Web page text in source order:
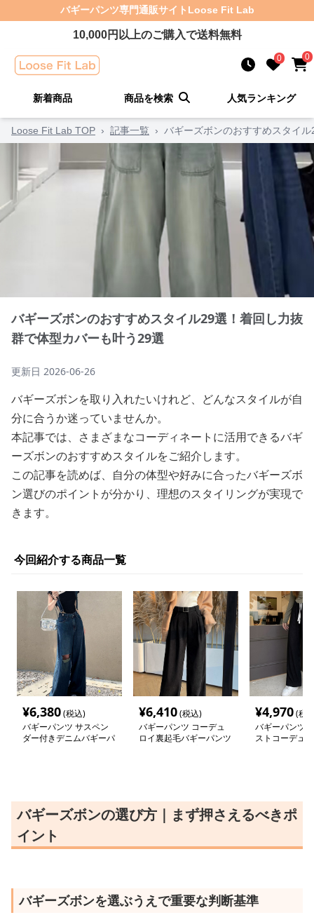
バギーパンツ専門通販サイト Loose Fit Lab
10,000円以上のご購入で送料無料
0 0
新着商品 商品を検索 人気ランキング
Loose Fit Lab TOP › 記事一覧 › バギーズボンのおすすめスタイ
バギーズボンのおすすめスタイル29選！着回し力抜
群で体型カバーも叶う29選
更新日 2026-06-26
バギーズボンを取り入れたいけれど、どんなスタイルが自
分に合うか迷っていませんか。
本記事では、さまざまなコーディネートに活用できるバギ
ーズボンのおすすめスタイルをご紹介します。
この記事を読めば、自分の体型や好みに合ったバギーズボ
ン選びのポイントが分かり、理想のスタイリングが実現で
きます。
今回紹介する商品一覧
¥6,380(税込)
バギーパンツ サスペン
ダー付きデニムバギーパ
¥6,410(税込)
バギーパンツ コーデュ
ロイ裏起毛バギーパンツ
¥4,970(税
バギーパンツ
ストコーデュ
バギーズボンの選び方｜まず押さえるべきポ
イント
バギーズボンを選ぶうえで重要な判断基準